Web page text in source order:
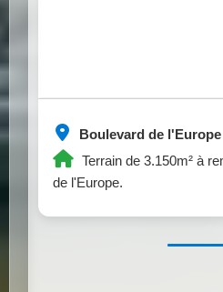
Boulevard de l'Europe
Terrain de 3.150m² à
de l'Europe.